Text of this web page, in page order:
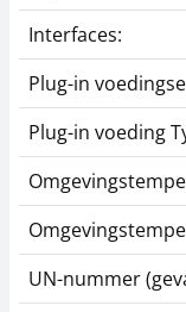
Interfaces:
Plug-in
Plug-in voeding
UN-nummer